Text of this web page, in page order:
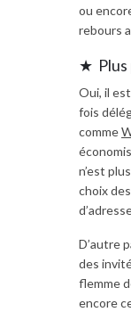
ou
rebours
★ Plus
Oui, il
fois
comme
n’est
choix
D’autre
des
flemme
encore